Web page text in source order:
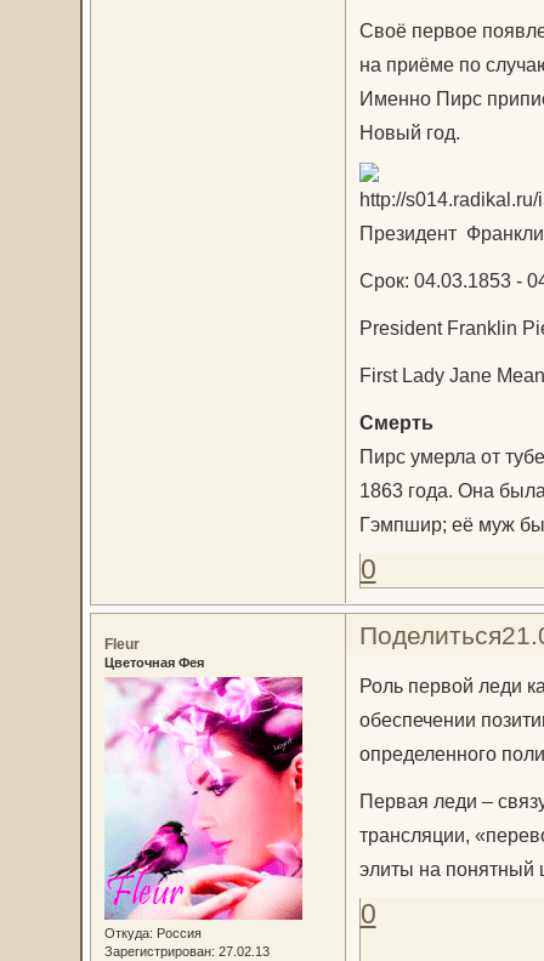
Своё первое
на приёме по
Именно Пирс
Новый год.
Президент
Срок: 04.03.1853 -
President Franklin
First Lady Jane
Смерть
Пирс умерла от
1863 года. Она
Гэмпшир; её муж
0
Поделиться
Fleur
Цветочная Фея
Откуда: Россия
Зарегистрирован: 27.02.13
Роль первой леди
обеспечении
определенного
Первая леди –
трансляции,
элиты на понятный
0